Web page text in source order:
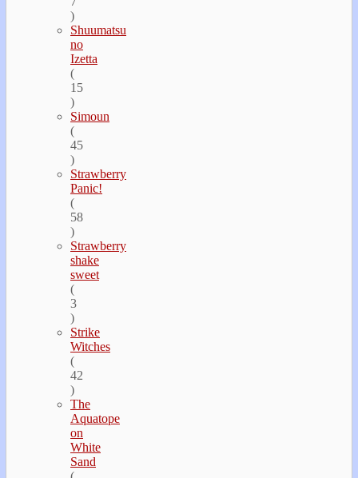
)
Shuumatsu
no
Izetta
(
15
)
Simoun
(
45
)
Strawberry
Panic!
(
58
)
Strawberry
shake
sweet
(
3
)
Strike
Witches
(
42
)
The
Aquatope
on
White
Sand